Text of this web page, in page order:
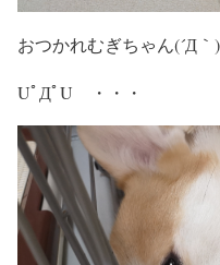
おつかれむぎちゃん(´Д｀)
UﾟДﾟU ・・・